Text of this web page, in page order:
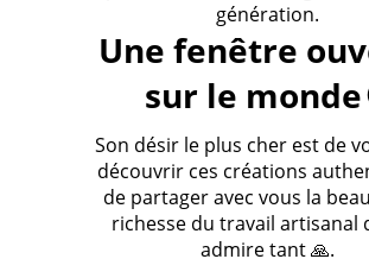
génération.
Une fenêtre
sur le monde
Son désir le plus cher est de
découvrir ces créations
de partager avec vous la
richesse du travail artisanal
admire tant 🙏.